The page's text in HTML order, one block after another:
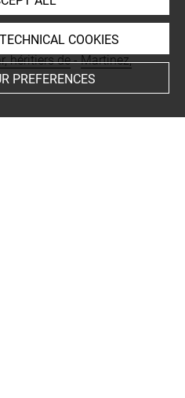
héritiers de-Martinez,
COOKIES
PREFERENCES